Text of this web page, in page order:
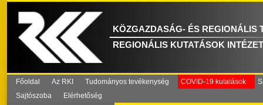
KÖZGAZDASÁG- ÉS REGIONÁLIS
REGIONÁLIS KUTATÁSOK
Főoldal Az RKI Tudományos tevékenység COVID-19 kutatások
Sajtószoba
Elérhetőség